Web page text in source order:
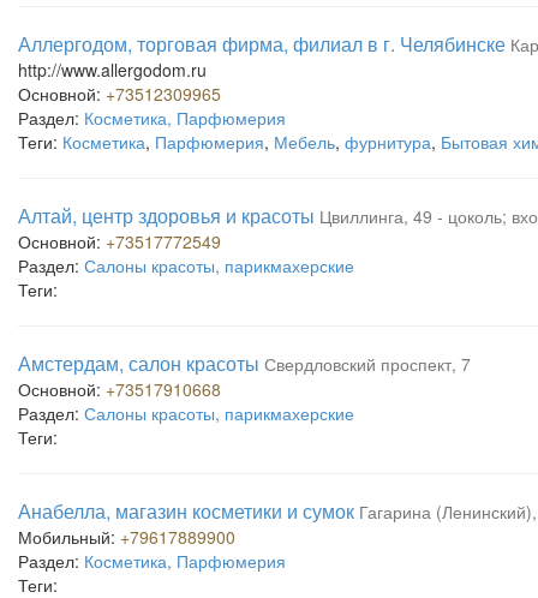
Аллергодом, торговая фирма, филиал в г. Челябинске
http://www.allergodom.ru
Основной: +73512309965
Раздел: Косметика, Парфюмерия
Теги: Косметика, Парфюмерия, Мебель, фурнитура, Бытовая
Алтай, центр здоровья и красоты Цвиллинга, 49 - цоколь;
Основной: +73517772549
Раздел: Салоны красоты, парикмахерские
Теги:
Амстердам, салон красоты Свердловский проспект, 7
Основной: +73517910668
Раздел: Салоны красоты, парикмахерские
Теги:
Анабелла, магазин косметики и сумок Гагарина
Мобильный: +79617889900
Раздел: Косметика, Парфюмерия
Теги: